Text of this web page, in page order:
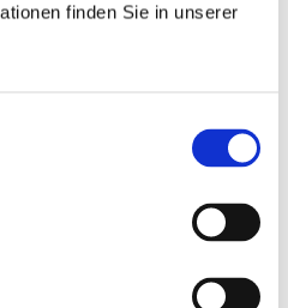
finden Sie in unserer